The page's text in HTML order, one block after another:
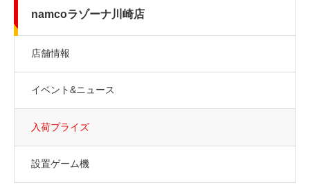
namcoラゾーナ川崎店
店舗情報
イベント&ニュース
入荷プライズ
設置ゲーム機